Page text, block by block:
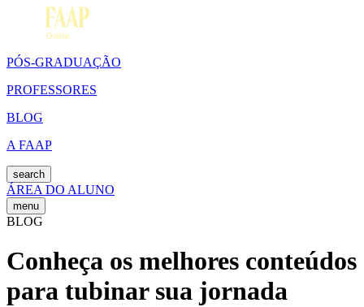
PÓS-GRADUAÇÃO
PROFESSORES
BLOG
A FAAP
search
ÁREA DO ALUNO
menu
BLOG
Conheça os melhores conteúdos
para tubinar sua jornada